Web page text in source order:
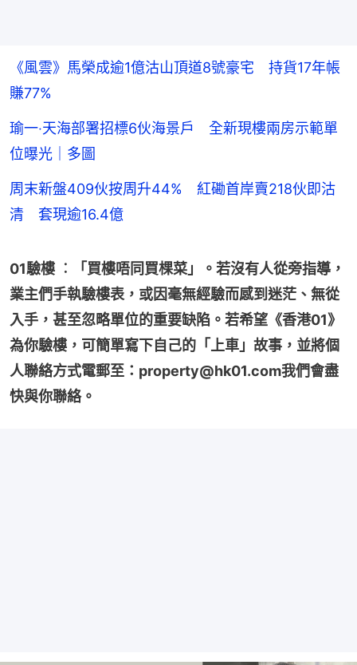
《風雲》馬榮成逾1億沽山頂道8號豪宅 持貨17年帳
賺77%
瑜一‧天海部署招標6伙海景戶 全新現樓兩房示範單
位曝光｜多圖
周末新盤409伙按周升44% 紅磡首岸賣218伙即沽
清 套現逾16.4億
01驗樓 ︰「買樓唔同買棵菜」。若沒有人從旁指導，
業主們手執驗樓表，或因毫無經驗而感到迷茫、無從
入手，甚至忽略單位的重要缺陷。若希望《香港01》
為你驗樓，可簡單寫下自己的「上車」故事，並將個
人聯絡方式電郵至：property@hk01.com我們會盡
快與你聯絡。